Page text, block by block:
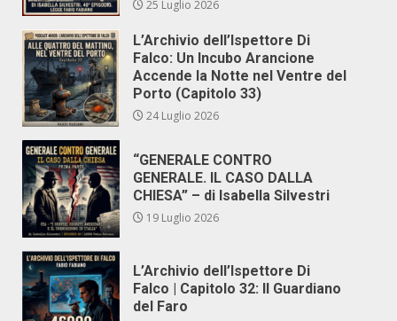
25 Luglio 2026
L’Archivio dell’Ispettore Di
Falco: Un Incubo Arancione
Accende la Notte nel Ventre del
Porto (Capitolo 33)
24 Luglio 2026
“GENERALE CONTRO
GENERALE. IL CASO DALLA
CHIESA” – di Isabella Silvestri
19 Luglio 2026
L’Archivio dell’Ispettore Di
Falco | Capitolo 32: Il Guardiano
del Faro